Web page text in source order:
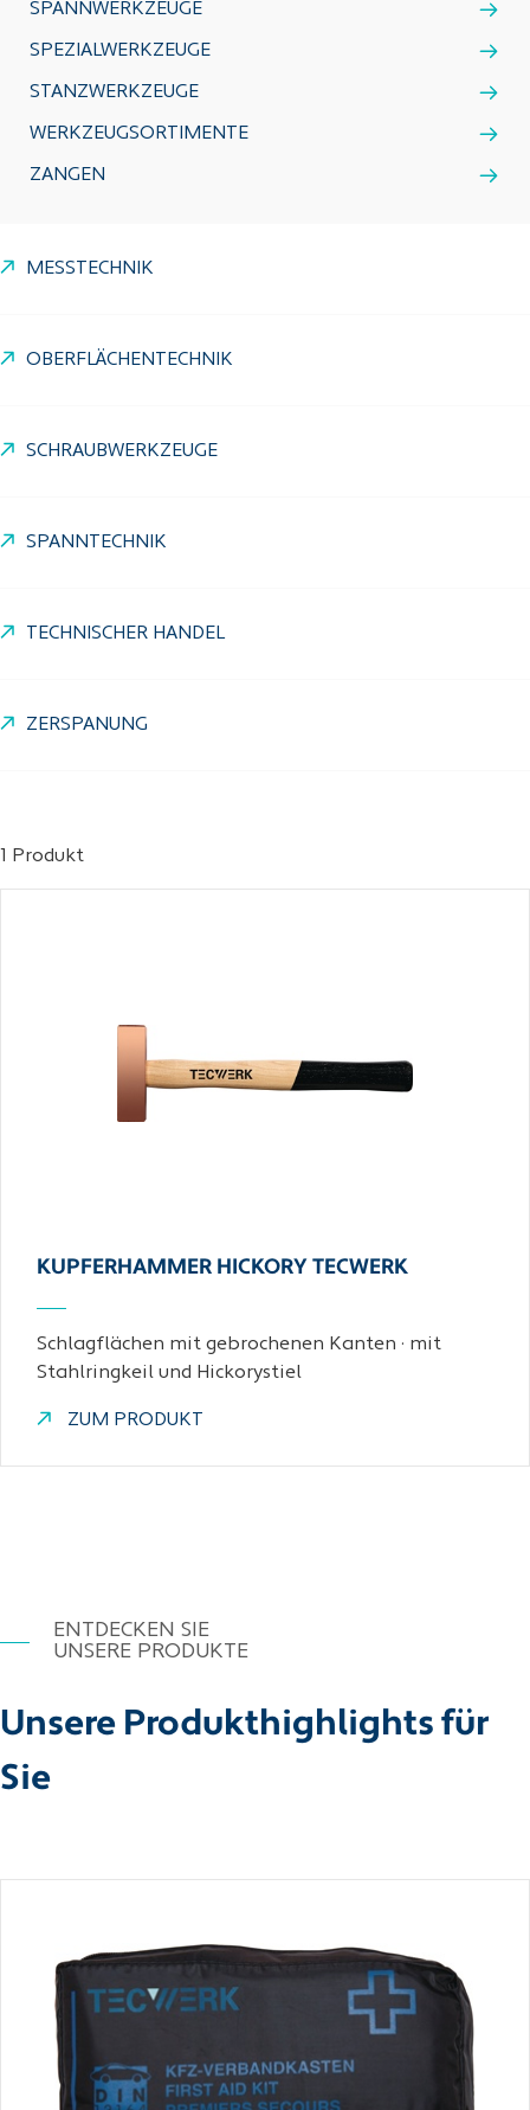
SPANNWERKZEUGE
SPEZIALWERKZEUGE
STANZWERKZEUGE
WERKZEUGSORTIMENTE
ZANGEN
MESSTECHNIK
OBERFLÄCHENTECHNIK
SCHRAUBWERKZEUGE
SPANNTECHNIK
TECHNISCHER HANDEL
ZERSPANUNG
1 Produkt
KUPFERHAMMER HICKORY TECWERK
Schlagflächen mit gebrochenen Kanten · mit
Stahlringkeil und Hickorystiel
ZUM PRODUKT
ENTDECKEN SIE
UNSERE PRODUKTE
Unsere Produkthighlights für
Sie